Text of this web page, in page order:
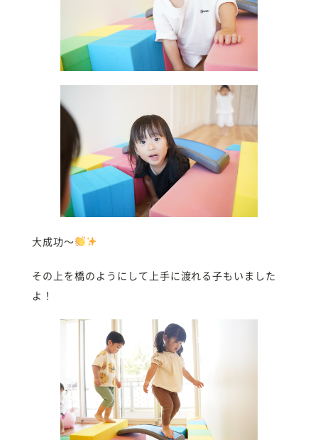
大成功〜
その上を橋のようにして上手に渡れる子もいました
よ！